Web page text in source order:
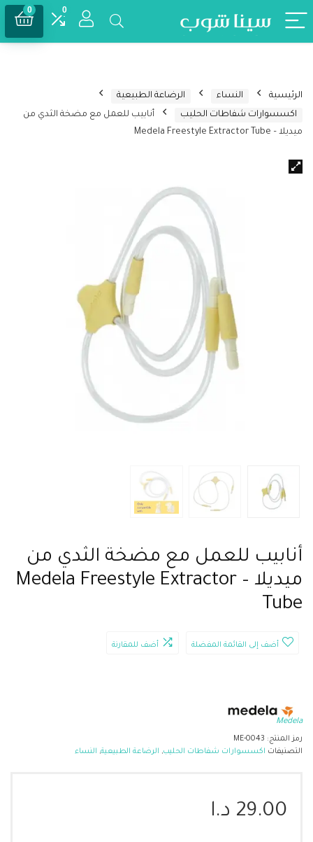
0
0
الرئيسية النساء
الرضاعة الطبيعية
اكسسوارات شفاطات الحليب
أنابيب للعمل مع مضخة الثدي من
ميديلا – Medela Freestyle Extractor Tube
أنابيب للعمل مع مضخة الثدي من
ميديلا – Medela Freestyle Extractor
Tube
أضف إلى القائمة المفضلة أضف للمقارنة
Medela
رمز المنتج: ME-0043
التصنيفات اكسسوارات شفاطات الحليب, الرضاعة الطبيعية, النساء
29.00 د.ا